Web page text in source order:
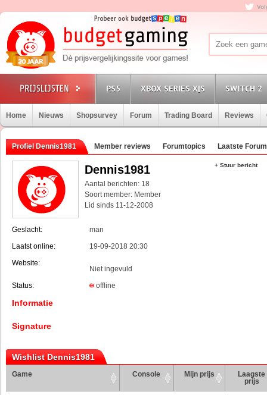
PS5 XBOX SERIES X|S SWITCH 2
Home Nieuws Shopsurvey Forum Trading Board Reviews
Profiel Dennis1981 Member reviews Forumtopics Laatste
Dennis1981
Aantal berichten: 18
Soort member: Member
Lid sinds 11-12-2008
Geslacht:
man
Laatst online:
19-09-2018 20:30
Website:
Niet ingevuld
Status:
offline
Informatie
Signature
+ Stuur bericht
Wishlist Dennis1981
Game Console Mijn prijs
Laagste
prijs